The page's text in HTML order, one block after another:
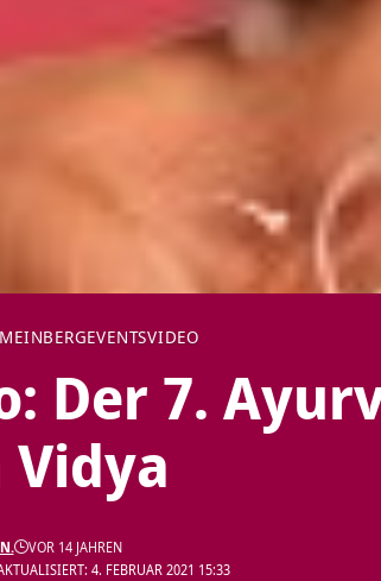
EVENTSVIDEO
Der 7.
Vidya
4. FEBRUAR 2021 15:33
VOR 14 JAHREN